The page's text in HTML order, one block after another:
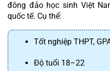
đông đảo học sinh Việt
quốc tế. Cụ thể:
Tốt nghiệp THPT,
Độ tuổi 18–22